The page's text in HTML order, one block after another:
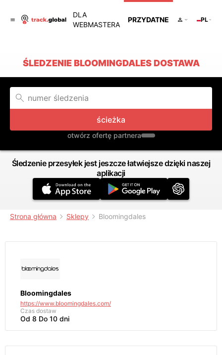
DLA
WEBMASTERA
PRZYDATNE PL
ŚLEDZENIE BLOOMINGDALES DOSTAWA
ścieżka
otwórz ofertę partnera
Śledzenie przesyłek jest jeszcze łatwiejsze dzięki naszej
aplikacji
Strona główna Sklepy Bloomingdales
Bloomingdales
https://www.bloomingdales.com/
Czas dostaw
Od 8 Do 10 dni